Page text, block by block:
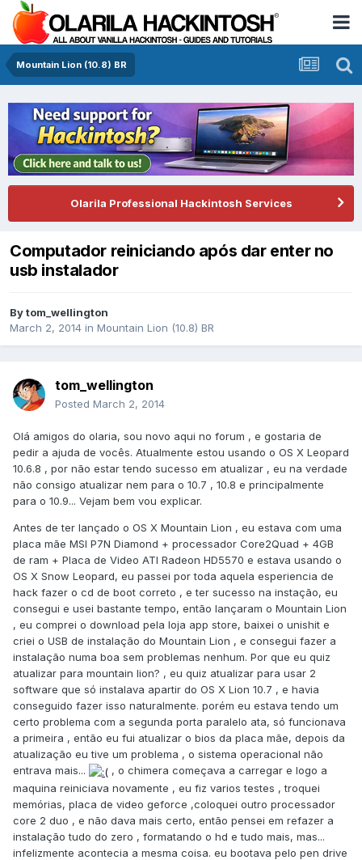
Mountain Lion (10.8) BR
Olarila Professional Hackintosh Services
Computador reiniciando após dar enter no
usb instalador
Bytom_wellington
March 2, 2014 in Mountain Lion (10.8) BR
tom_wellington
Posted March 2, 2014
Olá amigos do olaria, sou novo aqui no forum , e gostaria de
pedir a ajuda de vocês. Atualmente estou usando o OS X Leopard
10.6.8 , por não estar tendo sucesso em atualizar , eu na verdade
não consigo atualizar nem para o 10.7 , 10.8 e principalmente
para o 10.9... Vejam bem vou explicar.
Antes de ter lançado o OS X Mountain Lion , eu estava com uma
placa mãe MSI P7N Diamond + processador Core2Quad + 4GB
de ram + Placa de Video ATI Radeon HD5570 e estava usando o
OS X Snow Leopard, eu passei por toda aquela esperiencia de
hack fazer o cd de boot correto , e ter sucesso na instação, eu
consegui e usei bastante tempo, então lançaram o Mountain Lion
, eu comprei o download pela loja app store, baixei o unishit e
criei o USB de instalação do Mountain Lion , e consegui fazer a
instalação numa boa sem problemas nenhum. Por que eu quiz
atualizar para mountain lion? , eu quiz atualizar para usar 2
software que só instalava apartir do OS X Lion 10.7 , e havia
conseguido fazer isso naturalmente. porém eu estava tendo um
certo problema com a segunda porta paralelo ata, só funcionava
a primeira , então eu fui atualizar o bios da placa mãe, depois da
atualização eu tive um problema , o sistema operacional não
entrava mais...
, o chimera começava a carregar e logo a
maquina reiniciava novamente , eu fiz varios testes , troquei
memórias, placa de video geforce ,coloquei outro processador
core 2 duo , e não dava mais certo, então pensei em refazer a
instalação tudo do zero , formatando o hd e tudo mais, mas...
infelizmente acontecia a mesma coisa. eu bootava pelo pen drive